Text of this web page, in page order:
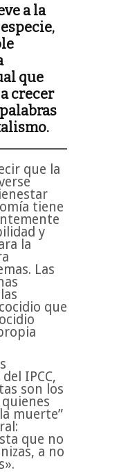
a la
que
crecer
que la
tiene
y
la
Las
que
IPCC,
son los
muerte”
que no
a no